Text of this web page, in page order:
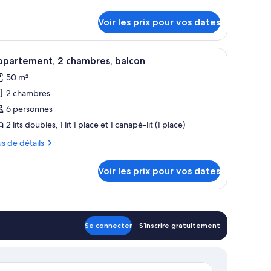
Voir les prix pour vos dates
un canapé et un téléviseur.
tête de lit en bois, un lit avec du linge de maison blanc, un bureau en
Un espace de vie compact comprenant un
9 2 chambres, balcon
50 m²
2 chambres
6 personnes
2 lits doubles, 1 lit 1 place et 1 canapé-lit (1 place)
de détails
Voir les prix pour vos dates
Se connecter S’inscrire gratuitement